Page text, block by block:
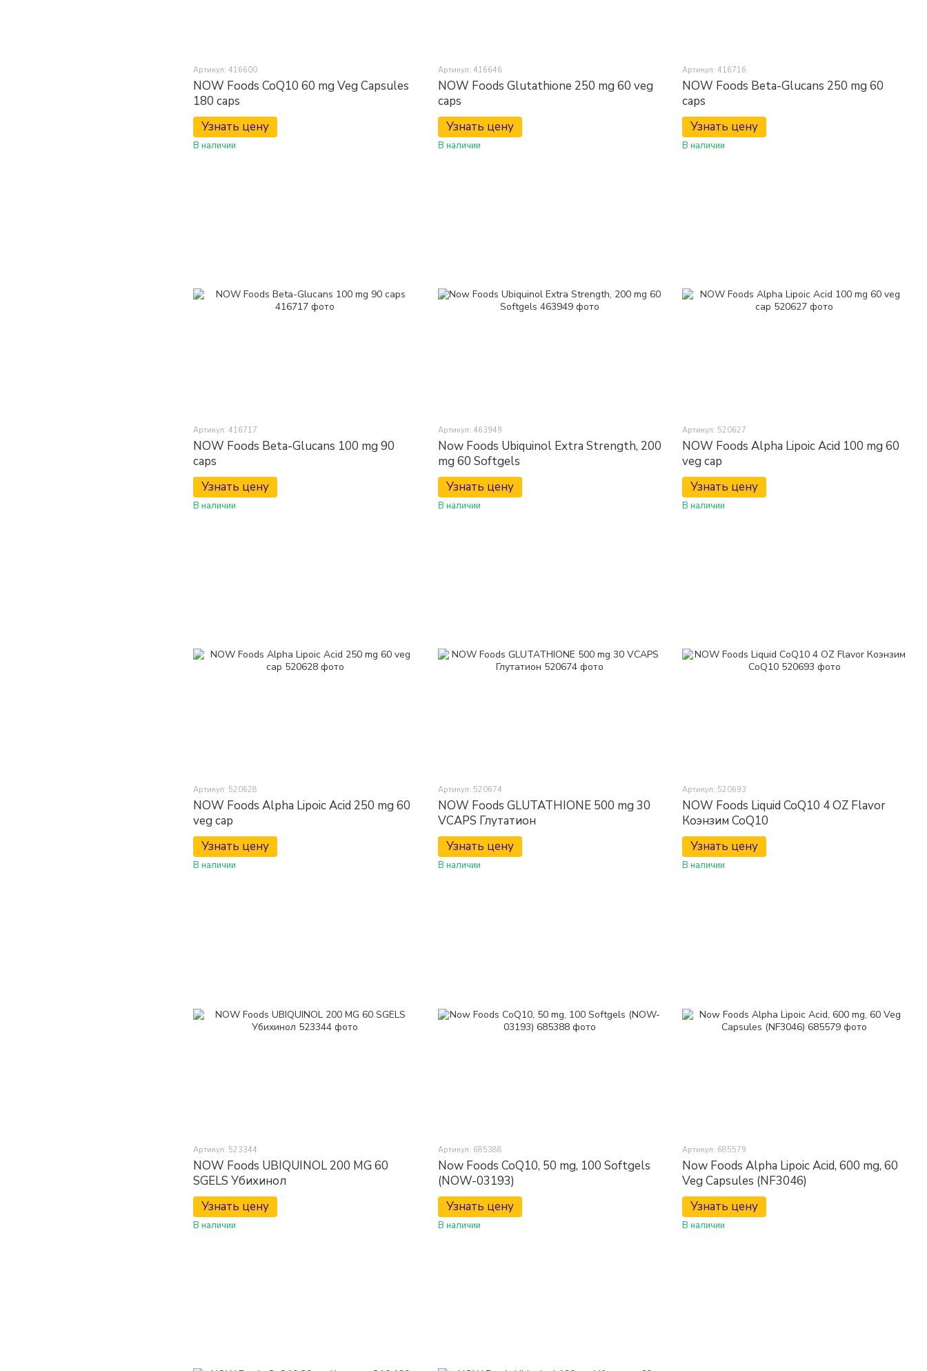
Артикул: 416600
NOW Foods CoQ10 60 mg Veg Capsules
180 caps
Узнать цену
В наличии
Артикул: 416646
NOW Foods Glutathione 250 mg 60 veg
caps
Узнать цену
В наличии
Артикул: 416716
NOW Foods Beta-Glucans 250 mg 60
caps
Узнать цену
В наличии
Артикул: 416717
NOW Foods Beta-Glucans 100 mg 90
caps
Узнать цену
В наличии
Артикул: 463949
Now Foods Ubiquinol Extra Strength, 200
mg 60 Softgels
Узнать цену
В наличии
Артикул: 520627
NOW Foods Alpha Lipoic Acid 100 mg 60
veg cap
Узнать цену
В наличии
Артикул: 520628
NOW Foods Alpha Lipoic Acid 250 mg 60
veg cap
Узнать цену
В наличии
Артикул: 520674
NOW Foods GLUTATHIONE 500 mg 30
VCAPS Глутатион
Узнать цену
В наличии
Артикул: 520693
NOW Foods Liquid CoQ10 4 OZ Flavor
Коэнзим CoQ10
Узнать цену
В наличии
Артикул: 523344
NOW Foods UBIQUINOL 200 MG 60
SGELS Убихинол
Узнать цену
В наличии
Артикул: 685388
Now Foods CoQ10, 50 mg, 100 Softgels
(NOW-03193)
Узнать цену
В наличии
Артикул: 685579
Now Foods Alpha Lipoic Acid, 600 mg, 60
Veg Capsules (NF3046)
Узнать цену
В наличии